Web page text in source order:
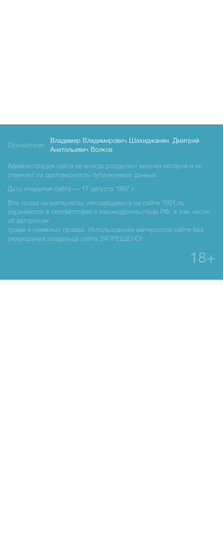
Основатели:
Владимир Владимирович Шахиджанян, Дмитрий
Анатольевич Волков
Администрация сайта не всегда разделяет мнения авторов и не
отвечает за достоверность публикуемых данных.
Дата открытия сайта — 17 августа 1997 г.
Все права на материалы, находящиемся на сайте 1001.ru,
охраняются в соответствии с законодательством РФ, в том числе,
об авторском
праве и смежных правах. Использование материалов сайте без
разрешения владельца сайта ЗАПРЕЩЕНО!
18+